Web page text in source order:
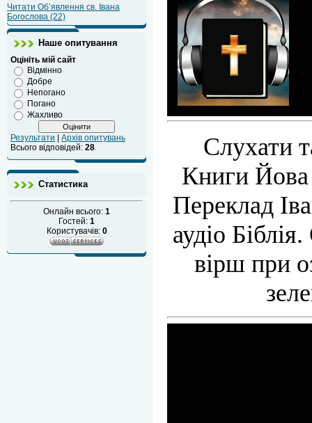
Читати Об’явлення св. Івана
Богослова (22)
Наше опитування
Оцініть мій сайт
Відмінно
Добре
Непогано
Погано
Жахливо
Результати
Архів опитувань
Всього відповідей: 28
Статистика
Онлайн всього: 1
Гостей: 1
Користувачів: 0
Слухати
Книги Йова
Переклад
аудіо
вірш при